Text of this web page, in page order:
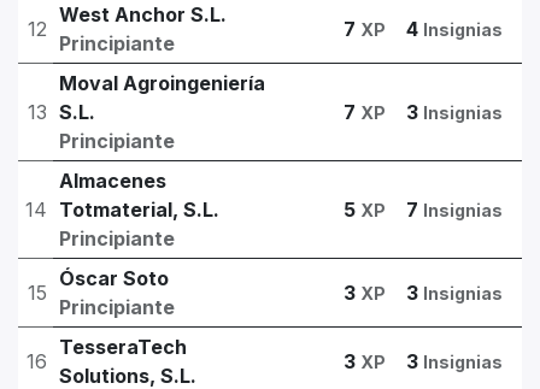
12
West Anchor S.L.
Principiante
7 XP 4 Insignias
13
Moval Agroingeniería
S.L.
Principiante
7 XP 3 Insignias
14
Almacenes
Totmaterial, S.L.
Principiante
5 XP 7 Insignias
15
Óscar Soto
Principiante
3 XP 3 Insignias
16
TesseraTech
Solutions, S.L.
3 XP 3 Insignias